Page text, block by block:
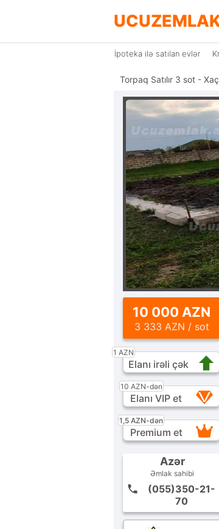
İpoteka ilə satılan evlər
Torpaq Satılır 3 sot -
10 000 AZN
3 333 AZN / sot
1 AZN
Elanı irəli çək
10 AZN-dən
Elanı VIP et
1,5 AZN-dən
Premium et
Azər
Əmlak sahibi
(055)350-21-
70